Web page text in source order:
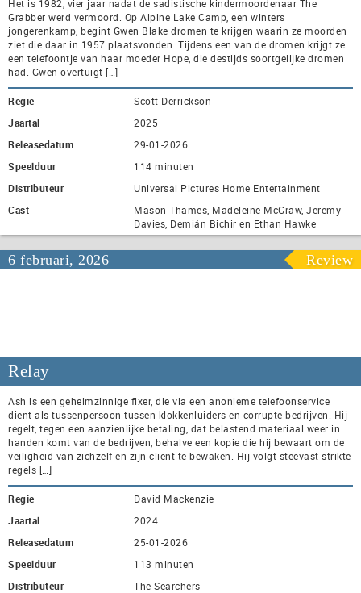
Het is 1982, vier jaar nadat de sadistische kindermoordenaar The
Grabber werd vermoord. Op Alpine Lake Camp, een winters
jongerenkamp, begint Gwen Blake dromen te krijgen waarin ze moorden
ziet die daar in 1957 plaatsvonden. Tijdens een van de dromen krijgt ze
een telefoontje van haar moeder Hope, die destijds soortgelijke dromen
had. Gwen overtuigt […]
Regie
Scott Derrickson
Jaartal
2025
Releasedatum
29-01-2026
Speelduur
114 minuten
Distributeur
Universal Pictures Home Entertainment
Cast
Mason Thames, Madeleine McGraw, Jeremy
Davies, Demián Bichir en Ethan Hawke
6 februari, 2026 Review
Relay
Ash is een geheimzinnige fixer, die via een anonieme telefoonservice
dient als tussenpersoon tussen klokkenluiders en corrupte bedrijven. Hij
regelt, tegen een aanzienlijke betaling, dat belastend materiaal weer in
handen komt van de bedrijven, behalve een kopie die hij bewaart om de
veiligheid van zichzelf en zijn cliënt te bewaken. Hij volgt steevast strikte
regels […]
Regie
David Mackenzie
Jaartal
2024
Releasedatum
25-01-2026
Speelduur
113 minuten
Distributeur
The Searchers